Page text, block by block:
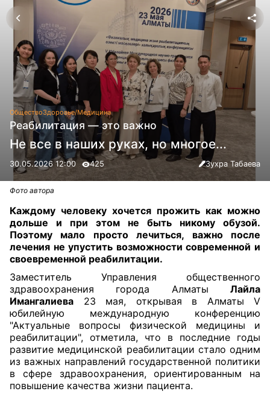
ОбществоЗдоровье/Медицина
Реабилитация — это важно
Не все в наших руках, но многое...
30.05.2026 12:00 425 Зухра Табаева
Фото автора
Каждому человеку хочется прожить как можно
дольше и при этом не быть никому обузой.
Поэтому мало просто лечиться, важно после
лечения не упустить возможности современной и
своевременной реабилитации.
Заместитель Управления общественного
здравоохранения города Алматы Лайла
Имангалиева 23 мая, открывая в Алматы V
юбилейную международную конференцию
"Актуальные вопросы физической медицины и
реабилитации", отметила, что в последние годы
развитие медицинской реабилитации стало одним
из важных направлений государственной политики
в сфере здравоохранения, ориентированным на
повышение качества жизни пациента.